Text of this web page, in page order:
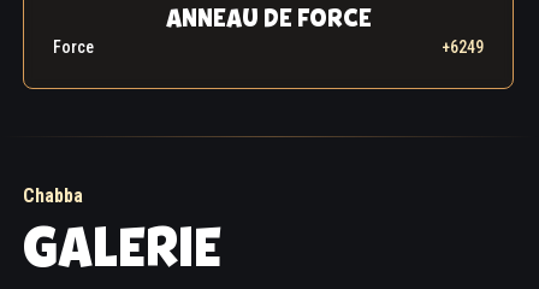
ANNEAU DE FORCE
Force +6249
Chabba
GALERIE